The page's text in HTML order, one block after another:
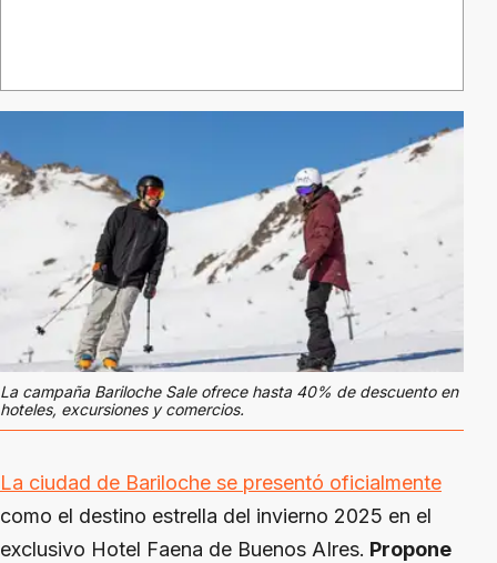
La campaña Bariloche Sale ofrece hasta 40% de descuento en
hoteles, excursiones y comercios.
La ciudad de Bariloche se presentó oficialmente
como el destino estrella del invierno 2025 en el
exclusivo Hotel Faena de Buenos AIres. Propone